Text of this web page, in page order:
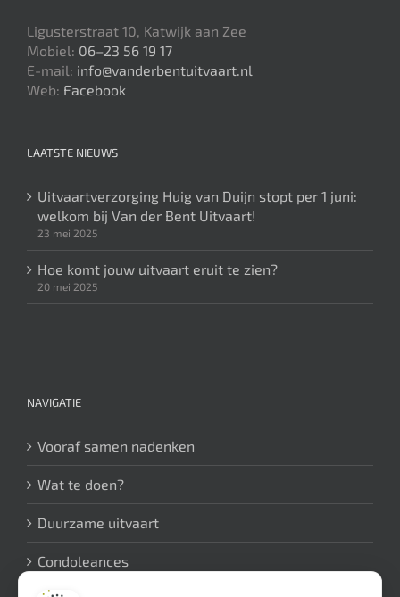
Ligusterstraat 10, Katwijk aan Zee
Mobiel: 06–23 56 19 17
E-mail: info@vanderbentuitvaart.nl
Web: Facebook
LAATSTE NIEUWS
Uitvaartverzorging Huig van Duijn stopt per 1 juni:
welkom bij Van der Bent Uitvaart!
23 mei 2025
Hoe komt jouw uitvaart eruit te zien?
20 mei 2025
NAVIGATIE
Vooraf samen nadenken
Wat te doen?
Duurzame uitvaart
Condoleances